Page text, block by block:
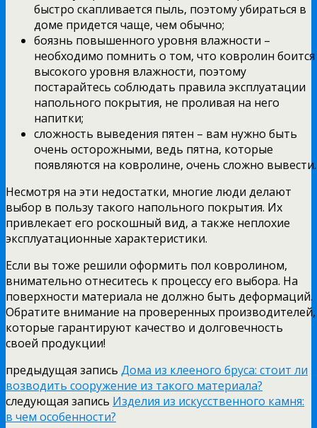
быстро скапливается пыль, поэтому убираться в
доме придется чаще, чем обычно;
боязнь повышенного уровня влажности –
необходимо помнить о том, что ковролин боится
высокого уровня влажности, поэтому
постарайтесь соблюдать правила эксплуатации
напольного покрытия, не проливая на него
напитки;
сложность выведения пятен – вам нужно быть
очень осторожными, ведь пятна, которые
появляются на ковролине, очень сложно вывести.
Несмотря на эти недостатки, многие люди делают
выбор в пользу такого напольного покрытия. Их
привлекает его роскошный вид, а также неплохие
эксплуатационные характеристики.
Если вы тоже решили оформить пол ковролином,
внимательно отнеситесь к процессу его выбора. На
поверхности материала не должно быть деформаций.
Обратите внимание на проверенных производителей,
которые гарантируют качество и долговечность
своей продукции!
предыдущая запись Дома из клееного бруса: стоит ли
возводить сооружение из такого материала?
следующая запись Изделия из искусственного камня:
в чем особенности?